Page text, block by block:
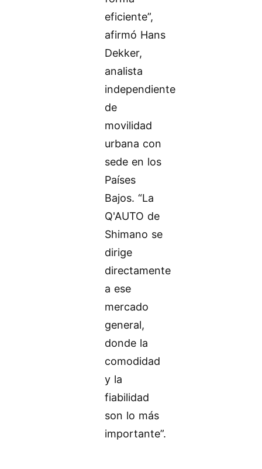
eficiente”,
afirmó Hans
Dekker,
analista
independiente
de
movilidad
urbana con
sede en los
Países
Bajos. “La
Q'AUTO de
Shimano se
dirige
directamente
a ese
mercado
general,
donde la
comodidad
y la
fiabilidad
son lo más
importante”.